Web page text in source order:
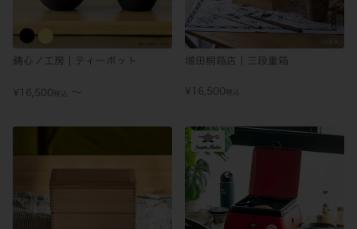
鋳心ノ工房｜ティーポット
¥ 16,500 税込 〜
増田桐箱店｜三段重箱
¥ 16,500 税込